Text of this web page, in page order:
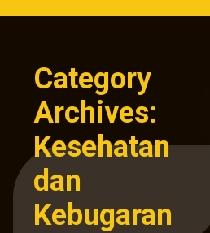
Category
Archives:
Kesehatan
dan
Kebugaran